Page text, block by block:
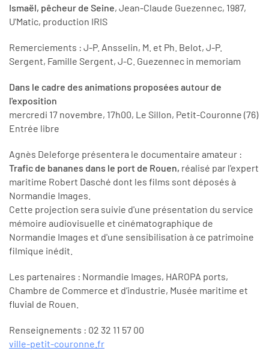
Ismaël, pêcheur de Seine, Jean-Claude Guezennec, 1987,
U'Matic, production IRIS
Remerciements : J-P. Ansselin, M. et Ph. Belot, J-P.
Sergent, Famille Sergent, J-C. Guezennec in memoriam
Dans le cadre des animations proposées autour de
l'exposition
mercredi 17 novembre, 17h00, Le Sillon, Petit-Couronne (76)
Entrée libre
Agnès Deleforge présentera le documentaire amateur :
Trafic de bananes dans le port de Rouen, réalisé par l'expert
maritime Robert Dasché dont les films sont déposés à
Normandie Images.
Cette projection sera suivie d'une présentation du service
mémoire audiovisuelle et cinématographique de
Normandie Images et d'une sensibilisation à ce patrimoine
filmique inédit.
Les partenaires : Normandie Images, HAROPA ports,
Chambre de Commerce et d’industrie, Musée maritime et
fluvial de Rouen.
Renseignements : 02 32 11 57 00
ville-petit-couronne.fr